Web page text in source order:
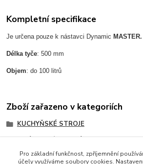
Kompletní specifikace
Je určena pouze k nástavci Dynamic MASTER.
Délka tyče: 500 mm
Objem: do 100 litrů
Zboží zařazeno v kategoriích
KUCHYŇSKÉ STROJE
Mixéry ruční ponorné
Pro základní funkčnost, zpříjemnění
účely využíváme soubory cookies.